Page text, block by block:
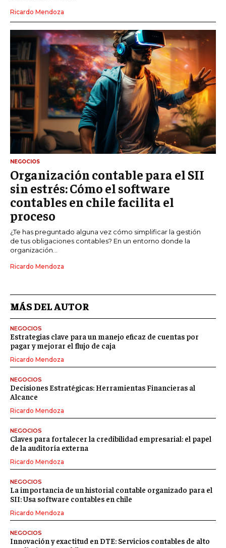
Ricardo Mendoza
NEGOCIOS
Organización contable para el SII
sin estrés: Cómo el software
contables en chile facilita el
proceso
¿Te has preguntado alguna vez cómo simplificar la gestión
de tus obligaciones contables? En un entorno donde la
organización...
Ricardo Mendoza
MÁS DEL AUTOR
NEGOCIOS
Estrategias clave para un manejo eficaz de cuentas por
pagar y mejorar el flujo de caja
Ricardo Mendoza
NEGOCIOS
Decisiones Estratégicas: Herramientas Financieras al
Alcance
Ricardo Mendoza
NEGOCIOS
Claves para fortalecer la credibilidad empresarial: el papel
de la auditoría externa
Ricardo Mendoza
NEGOCIOS
La importancia de un historial contable organizado para el
SII: Usa software contables en chile
Ricardo Mendoza
NEGOCIOS
Innovación y exactitud en DTE: Servicios contables de alto